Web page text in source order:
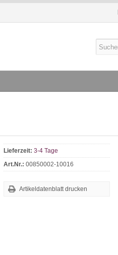
Lieferzeit: 3-4 Tage
Art.Nr.: 00850002-10016
Artikeldatenblatt drucken